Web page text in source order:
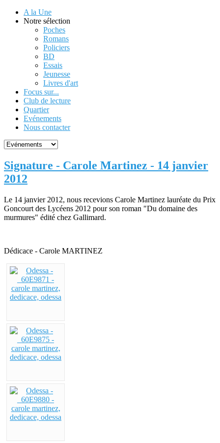
A la Une
Notre sélection
Poches
Romans
Policiers
BD
Essais
Jeunesse
Livres d'art
Focus sur...
Club de lecture
Quartier
Evénements
Nous contacter
Signature - Carole Martinez - 14 janvier
2012
Le 14 janvier 2012, nous recevions Carole Martinez lauréate du Prix
Goncourt des Lycéens 2012 pour son roman "Du domaine des
murmures" édité chez Gallimard.
Dédicace - Carole MARTINEZ